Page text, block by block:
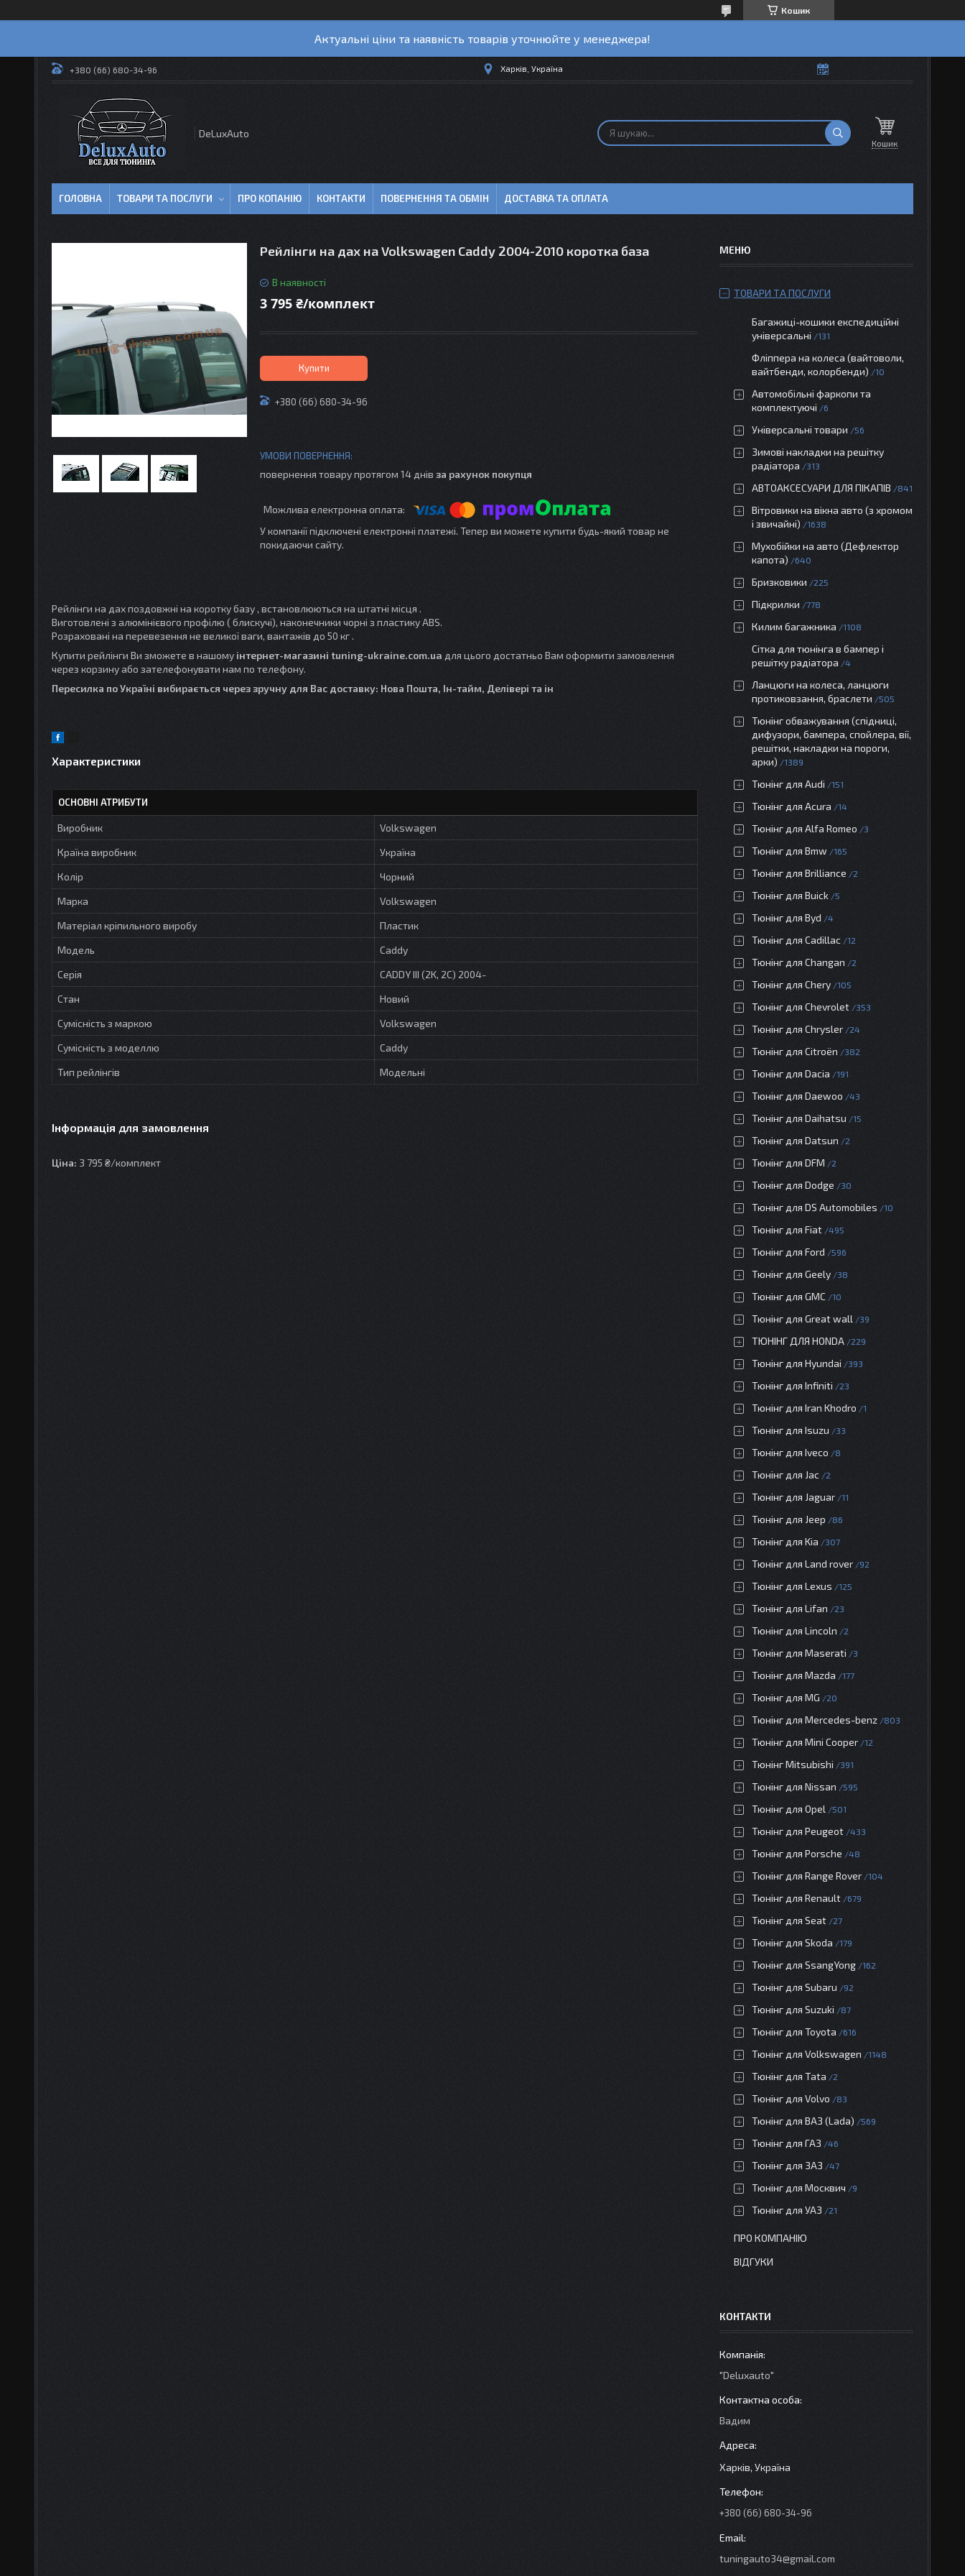
Кошик
Актуальні ціни та наявність товарів уточнюйте у менеджера!
+380 (66) 680-34-96 Харків, Україна
DeLuxAuto
Кошик
ГОЛОВНА ТОВАРИ ТА ПОСЛУГИ ПРО КОПАНІЮ КОНТАКТИ ПОВЕРНЕННЯ ТА ОБМІН ДОСТАВКА ТА ОПЛАТА
Рейлінги на дах на Volkswagen Caddy 2004-2010 коротка база
В наявності
3 795 ₴/комплект
Купити
+380 (66) 680-34-96
повернення товару протягом 14 днів за рахунок покупця
У компанії підключені електронні платежі. Тепер ви можете купити будь-який товар не
покидаючи сайту.
Рейлінги на дах поздовжні на коротку базу , встановлюються на штатні місця .
Виготовлені з алюмінієвого профілю ( блискучі), наконечники чорні з пластику ABS.
Розраховані на перевезення не великої ваги, вантажів до 50 кг .
Купити рейлінги Ви зможете в нашому інтернет-магазині tuning-ukraine.com.ua для цього достатньо Вам оформити замовлення
через корзину або зателефонувати нам по телефону.
Пересилка по Україні вибирається через зручну для Вас доставку: Нова Пошта, Ін-тайм, Делівері та ін
Характеристики
ОСНОВНІ АТРИБУТИ
Виробник
Volkswagen
Країна виробник
Україна
Колір
Чорний
Марка
Volkswagen
Матеріал кріпильного виробу
Пластик
Модель
Caddy
Серія
CADDY III (2K, 2C) 2004-
Стан
Новий
Сумісність з маркою
Volkswagen
Сумісність з моделлю
Caddy
Тип рейлінгів
Модельні
Інформація для замовлення
Ціна: 3 795 ₴/комплект
ТОВАРИ ТА ПОСЛУГИ
Багажиці-кошики експедиційні
універсальні
131
Фліппера на колеса (вайтоволи,
вайтбенди, колорбенди)
10
Автомобільні фаркопи та
комплектуючі
6
Універсальні товари 56
Зимові накладки на решітку
радіатора
313
АВТОАКСЕСУАРИ ДЛЯ ПІКАПІВ 841
Вітровики на вікна авто (з хромом
і звичайні)
1638
Мухобійки на авто (Дефлектор
капота)
640
Бризковики 225
Підкрилки 778
Килим багажника 1108
Сітка для тюнінга в бампер і
решітку радіатора
4
Ланцюги на колеса, ланцюги
протиковзання, браслети
505
Тюнінг обважування (спідниці,
дифузори, бампера, спойлера, вії,
решітки, накладки на пороги,
арки)
1389
Тюнінг для Audi 151
Тюнінг для Acura 14
Тюнінг для Alfa Romeo 3
Тюнінг для Bmw 165
Тюнінг для Brilliance 2
Тюнінг для Buick 5
Тюнінг для Byd 4
Тюнінг для Cadillac 12
Тюнінг для Changan 2
Тюнінг для Chery 105
Тюнінг для Chevrolet 353
Тюнінг для Chrysler 24
Тюнінг для Citroën 382
Тюнінг для Dacia 191
Тюнінг для Daewoo 43
Тюнінг для Daihatsu 15
Тюнінг для Datsun 2
Тюнінг для DFM 2
Тюнінг для Dodge 30
Тюнінг для DS Automobiles 10
Тюнінг для Fiat 495
Тюнінг для Ford 596
Тюнінг для Geely 38
Тюнінг для GMC 10
Тюнінг для Great wall 39
ТЮНІНГ ДЛЯ HONDA 229
Тюнінг для Hyundai 393
Тюнінг для Infiniti 23
Тюнінг для Iran Khodro 1
Тюнінг для Isuzu 33
Тюнінг для Iveco 8
Тюнінг для Jac 2
Тюнінг для Jaguar 11
Тюнінг для Jeep 86
Тюнінг для Kia 307
Тюнінг для Land rover 92
Тюнінг для Lexus 125
Тюнінг для Lifan 23
Тюнінг для Lincoln 2
Тюнінг для Maserati 3
Тюнінг для Mazda 177
Тюнінг для MG 20
Тюнінг для Mercedes-benz 803
Тюнінг для Mini Cooper 12
Тюнінг Mitsubishi 391
Тюнінг для Nissan 595
Тюнінг для Opel 501
Тюнінг для Peugeot 433
Тюнінг для Porsche 48
Тюнінг для Range Rover 104
Тюнінг для Renault 679
Тюнінг для Seat 27
Тюнінг для Skoda 179
Тюнінг для SsangYong 162
Тюнінг для Subaru 92
Тюнінг для Suzuki 87
Тюнінг для Toyota 616
Тюнінг для Volkswagen 1148
Тюнінг для Tata 2
Тюнінг для Volvo 83
Тюнінг для ВАЗ (Lada) 569
Тюнінг для ГАЗ 46
Тюнінг для ЗАЗ 47
Тюнінг для Москвич 9
Тюнінг для УАЗ 21
ПРО КОМПАНІЮ
ВІДГУКИ
КОНТАКТИ
"Deluxauto"
Вадим
Харків, Україна
+380 (66) 680-34-96
tuningauto34@gmail.com